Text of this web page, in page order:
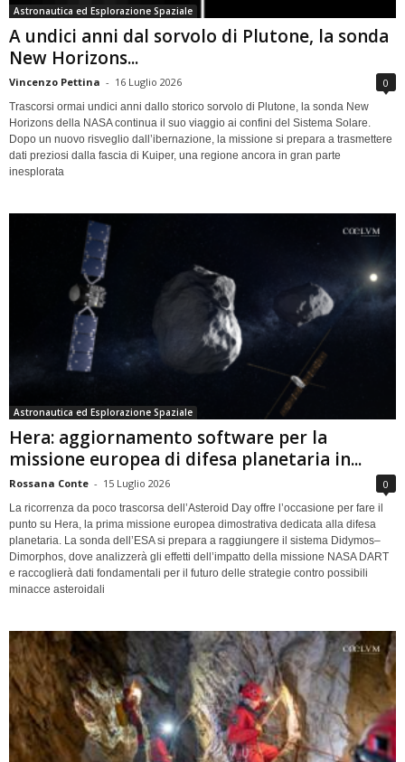
Astronautica ed Esplorazione Spaziale
A undici anni dal sorvolo di Plutone, la sonda
New Horizons...
Vincenzo Pettina - 16 Luglio 2026 0
Trascorsi ormai undici anni dallo storico sorvolo di Plutone, la sonda New
Horizons della NASA continua il suo viaggio ai confini del Sistema Solare.
Dopo un nuovo risveglio dall’ibernazione, la missione si prepara a trasmettere
dati preziosi dalla fascia di Kuiper, una regione ancora in gran parte
inesplorata
Astronautica ed Esplorazione Spaziale
Hera: aggiornamento software per la
missione europea di difesa planetaria in...
Rossana Conte - 15 Luglio 2026 0
La ricorrenza da poco trascorsa dell’Asteroid Day offre l’occasione per fare il
punto su Hera, la prima missione europea dimostrativa dedicata alla difesa
planetaria. La sonda dell’ESA si prepara a raggiungere il sistema Didymos–
Dimorphos, dove analizzerà gli effetti dell’impatto della missione NASA DART
e raccoglierà dati fondamentali per il futuro delle strategie contro possibili
minacce asteroidali